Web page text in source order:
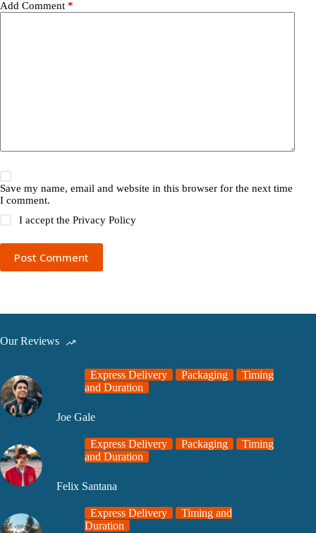
Add Comment *
Save my name, email and website in this browser for the next time
I comment.
I accept thePrivacy Policy
Post Comment
Our Reviews
Express Delivery Packaging
Timing
and Duration
Joe Gale
Express Delivery Packaging
Timing
and Duration
Felix Santana
Express Delivery
Timing and
Duration